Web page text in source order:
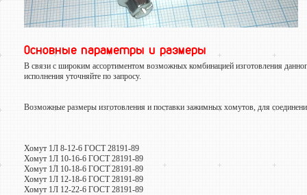
Основные параметры и размеры
В связи с широким ассортиментом возможных комбинацией изготовления
исполнения уточняйте по запросу.
Возможные размеры изготовления и поставки зажимных хомутов, для
Хомут 1Л 8-12-6 ГОСТ 28191-89
Хомут 1Л 10-16-6 ГОСТ 28191-89
Хомут 1Л 10-18-6 ГОСТ 28191-89
Хомут 1Л 12-18-6 ГОСТ 28191-89
Хомут 1Л 12-22-6 ГОСТ 28191-89